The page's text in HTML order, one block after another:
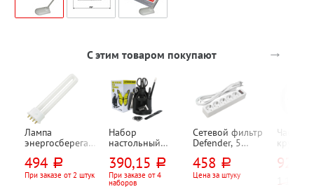
С этим товаром покупают →
Лампа
энергосберегаю
Dulux S, E, 21-
840, 2G7, 11 Вт,
494 руб.
При заказе от 2 штук
Набор
настольный
Dolce Costo, 13
предметов, 10
отд., черный
390,15 руб.
При заказе от 4
наборов
Сетевой фильтр
Defender, 5
белый, 10А,
евровилка (CEE
458 руб.
Цена за штуку
Часы
м,
920